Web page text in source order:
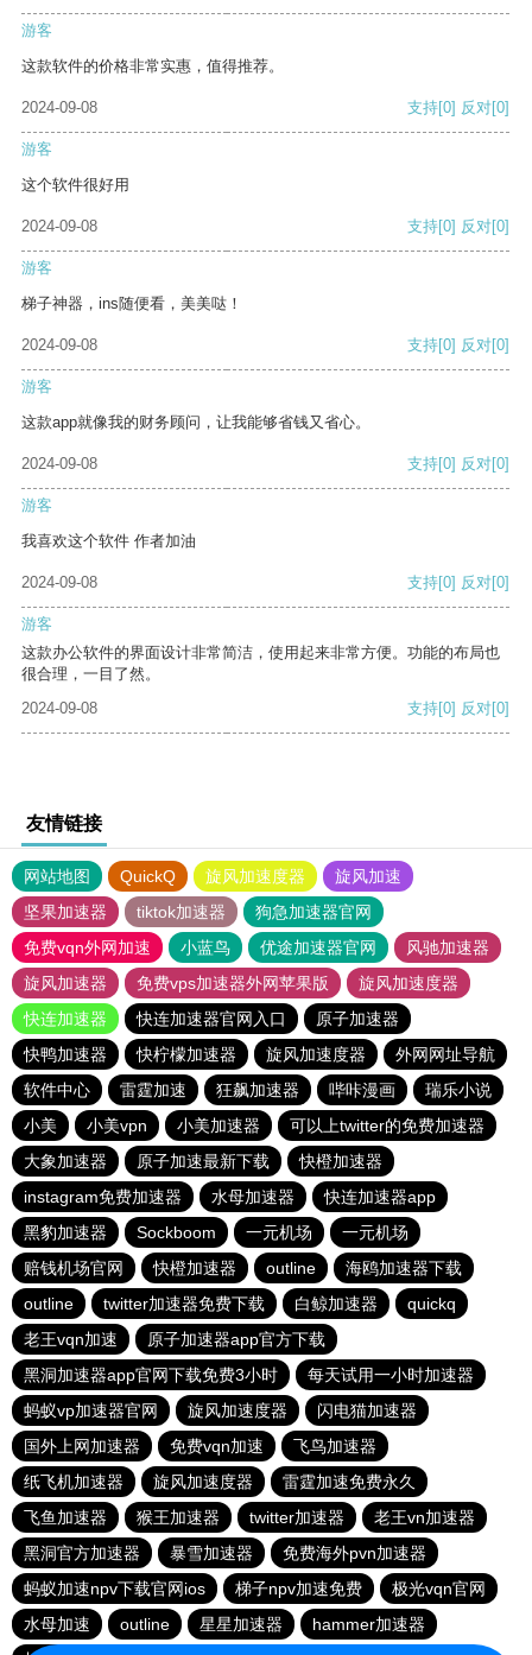
游客
这款软件的价格非常实惠，值得推荐。
2024-09-08 支持[0] 反对[0]
游客
这个软件很好用
2024-09-08 支持[0] 反对[0]
游客
梯子神器，ins随便看，美美哒！
2024-09-08 支持[0] 反对[0]
游客
这款app就像我的财务顾问，让我能够省钱又省心。
2024-09-08 支持[0] 反对[0]
游客
我喜欢这个软件 作者加油
2024-09-08 支持[0] 反对[0]
游客
这款办公软件的界面设计非常简洁，使用起来非常方便。功能的布局也
很合理，一目了然。
2024-09-08
支持[0] 反对[0]
友情链接
网站地图 QuickQ 旋风加速度器
旋风加速
坚果加速器
tiktok加速器
狗急加速器官网
免费vqn外网加速
小蓝鸟 优途加速器官网
风驰加速器
旋风加速器
免费vps加速器外网苹果版
旋风加速度器
快连加速器
快连加速器官网入口
原子加速器
快鸭加速器
快柠檬加速器 旋风加速度器
外网网址导航
软件中心
雷霆加速 狂飙加速器 哔咔漫画
瑞乐小说
小美
小美vpn 小美加速器
可以上twitter的免费加速器
大象加速器
原子加速最新下载
快橙加速器
instagram免费加速器
水母加速器
快连加速器app
黑豹加速器
Sockboom 一元机场
一元机场
赔钱机场官网
快橙加速器 outline
海鸥加速器下载
outline
twitter加速器免费下载 白鲸加速器
quickq
老王vqn加速
原子加速器app官方下载
黑洞加速器app官网下载免费3小时
每天试用一小时加速器
蚂蚁vp加速器官网
旋风加速度器
闪电猫加速器
国外上网加速器
免费vqn加速
飞鸟加速器
纸飞机加速器
旋风加速度器
雷霆加速免费永久
飞鱼加速器
猴王加速器 twitter加速器
老王vn加速器
黑洞官方加速器
暴雪加速器
免费海外pvn加速器
蚂蚁加速npv下载官网ios
梯子npv加速免费
极光vqn官网
水母加速
outline 星星加速器
hammer加速器